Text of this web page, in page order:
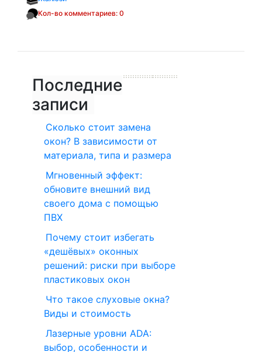
Кол-во комментариев: 0
Последние
записи
Сколько стоит замена
окон? В зависимости от
материала, типа и размера
Мгновенный эффект:
обновите внешний вид
своего дома с помощью
ПВХ
Почему стоит избегать
«дешёвых» оконных
решений: риски при выборе
пластиковых окон
Что такое слуховые окна?
Виды и стоимость
Лазерные уровни ADA:
выбор, особенности и